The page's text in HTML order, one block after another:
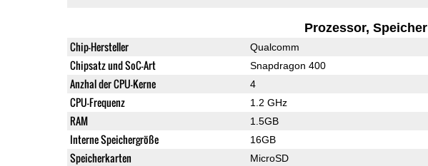
Prozessor, Speicher
Chip-Hersteller Qualcomm
Chipsatz und SoC-Art Snapdragon 400
Anzhal der CPU-Kerne 4
CPU-Frequenz 1.2 GHz
RAM 1.5GB
Interne Speichergröße 16GB
Speicherkarten MicroSD